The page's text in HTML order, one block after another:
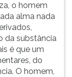
o homem
alma nada
da substância
é que um
do
O homem,